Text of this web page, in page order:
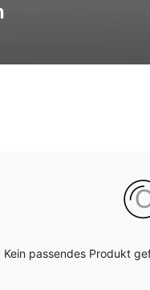
Kein passendes Produkt